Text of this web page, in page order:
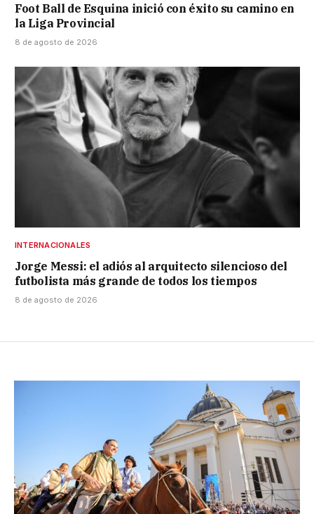
Foot Ball de Esquina inició con éxito su camino en
la Liga Provincial
8 de agosto de 2026
INTERNACIONALES
Jorge Messi: el adiós al arquitecto silencioso del
futbolista más grande de todos los tiempos
8 de agosto de 2026